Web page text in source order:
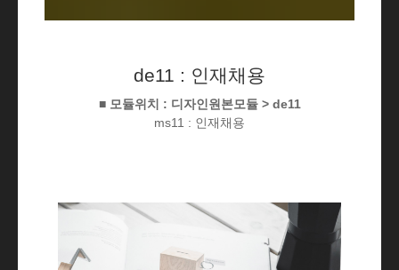
de11 : 인재채용
■ 모듈위치 : 디자인원본모듈 > de11
ms11 : 인재채용